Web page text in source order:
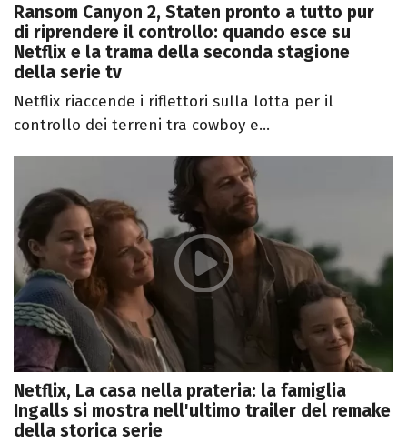
Ransom Canyon 2, Staten pronto a tutto pur
di riprendere il controllo: quando esce su
Netflix e la trama della seconda stagione
della serie tv
Netflix riaccende i riflettori sulla lotta per il
controllo dei terreni tra cowboy e...
Netflix, La casa nella prateria: la famiglia
Ingalls si mostra nell'ultimo trailer del remake
della storica serie